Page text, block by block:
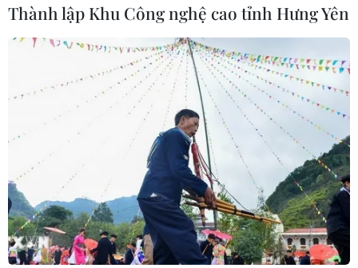
Thành lập Khu Công nghệ cao tỉnh Hưng Yên